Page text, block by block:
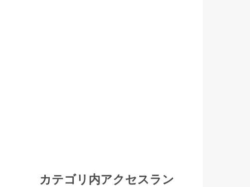
カテゴリ内アクセスラン